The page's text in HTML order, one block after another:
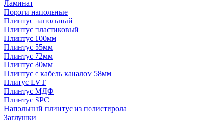
Ламинат
Пороги напольные
Плинтус напольный
Плинтус пластиковый
Плинтус 100мм
Плинтус 55мм
Плинтус 72мм
Плинтус 80мм
Плинтус с кабель каналом 58мм
Плитус LVT
Плинтус МДФ
Плинтус SPC
Напольный плинтус из полистирола
Заглушки